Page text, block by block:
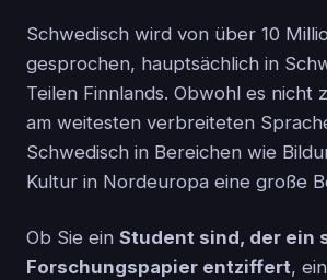
Schwedisch wird von über 10
gesprochen, hauptsächlich in
Teilen Finnlands. Obwohl es nicht
am weitesten verbreiteten
Schwedisch in Bereichen wie
Kultur in Nordeuropa eine große
Ob Sie ein Student sind, der ein
Forschungspapier entziffert, ein